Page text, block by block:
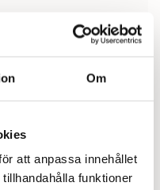
Om
att anpassa innehållet
funktioner
Mer än 8